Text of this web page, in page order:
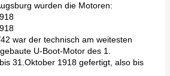
wurden die Motoren:
war der technisch am weitesten
U-Boot-Motor des 1.
31.Oktober 1918 gefertigt, also bis